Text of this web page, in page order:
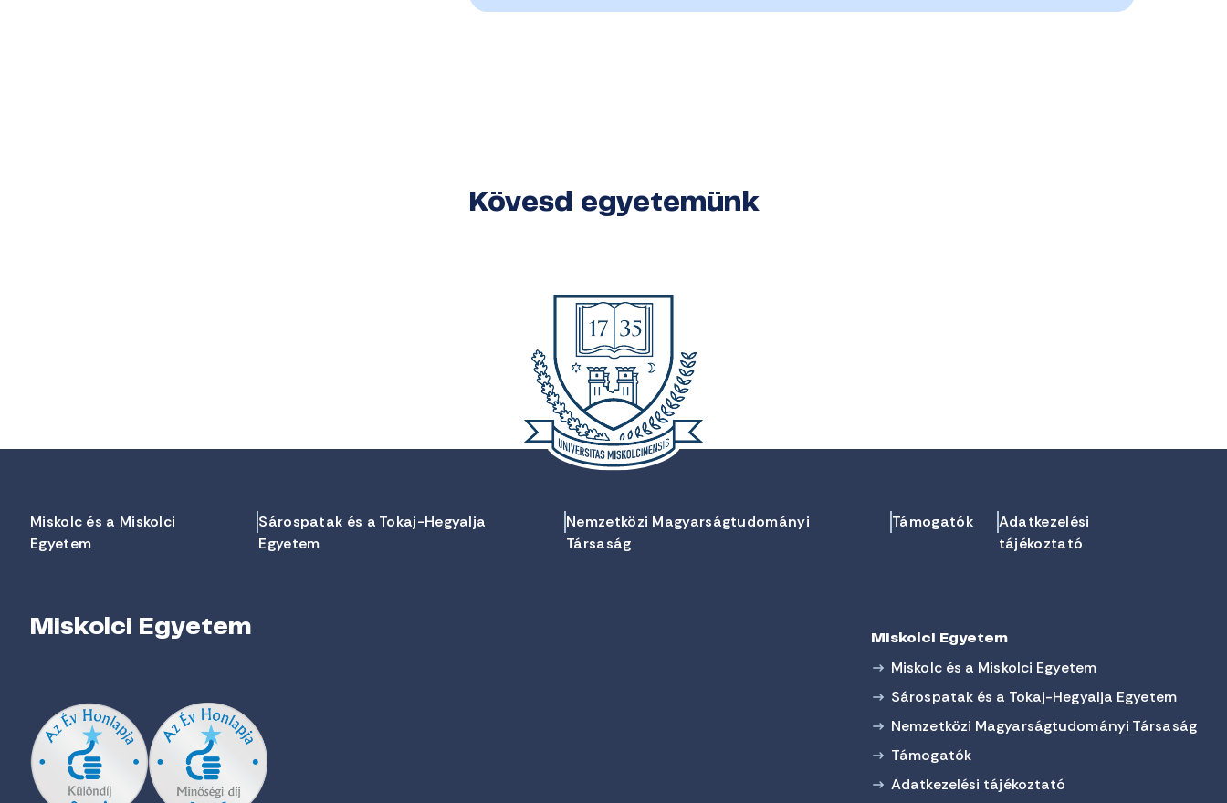
Kövesd egyetemünk
Miskolc és a Miskolci
Egyetem
Sárospatak és a Tokaj-Hegyalja
Egyetem
Nemzetközi Magyarságtudományi
Társaság
Támogatók
Adatkezelési
tájékoztató
Miskolci Egyetem Miskolci Egyetem
Miskolc és a Miskolci Egyetem
Sárospatak és a Tokaj-Hegyalja Egyetem
Nemzetközi Magyarságtudományi Társaság
Támogatók
Adatkezelési tájékoztató